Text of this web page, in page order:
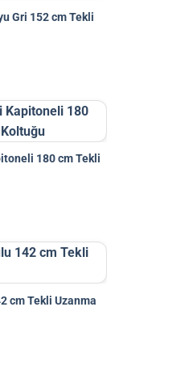
Gri 152 cm Tekli
180 cm Tekli
cm Tekli Uzanma